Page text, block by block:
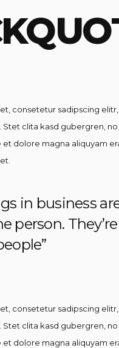
consetetur sadipscing
clita kasd gubergren,
dolore magna aliquyam
in business
person.
consetetur sadipscing
clita kasd gubergren,
dolore magna aliquyam